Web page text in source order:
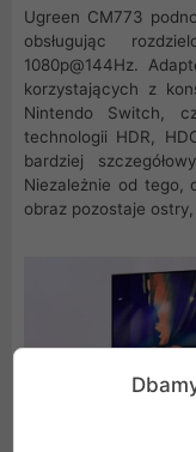
Ugreen CM773
obsługując
1080p@144Hz.
korzystających z
Nintendo Switch,
technologii HDR,
bardziej
Niezależnie od tego,
obraz pozostaje ostry,